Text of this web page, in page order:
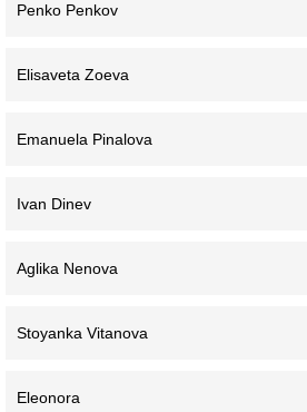
Penko Penkov
Elisaveta Zoeva
Emanuela Pinalova
Ivan Dinev
Aglika Nenova
Stoyanka Vitanova
Eleonora